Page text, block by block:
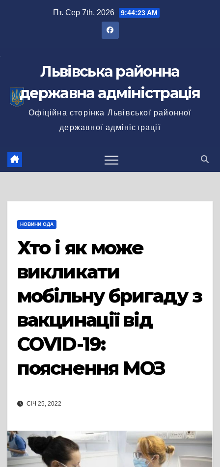
Пт. Сер 7th, 2026 9:44:24 AM
Львівська районна
державна адміністрація
Офіційна сторінка Львівської районної
державної адміністрації
НОВИНИ ОДА
Хто і як може
викликати
мобільну бригаду з
вакцинації від
COVID-19:
пояснення МОЗ
СІЧ 25, 2022